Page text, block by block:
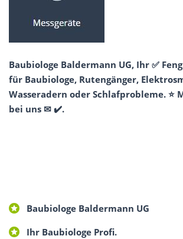
Baubiologe Baldermann UG, Ihr ✅
für Baubiologe, Rutengänger,
Wasseradern oder Schlafprobleme. ⭐
bei uns ✉ ✔️.
Baubiologe Baldermann UG
Ihr Baubiologe Profi.